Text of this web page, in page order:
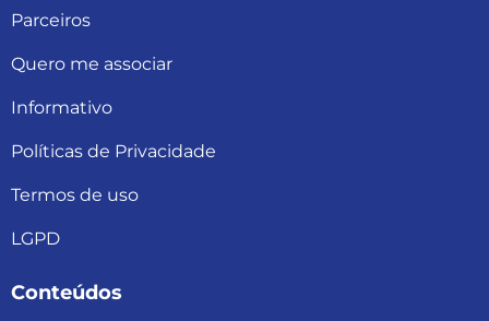
Parceiros
Quero me associar
Informativo
Políticas de Privacidade
Termos de uso
LGPD
Conteúdos